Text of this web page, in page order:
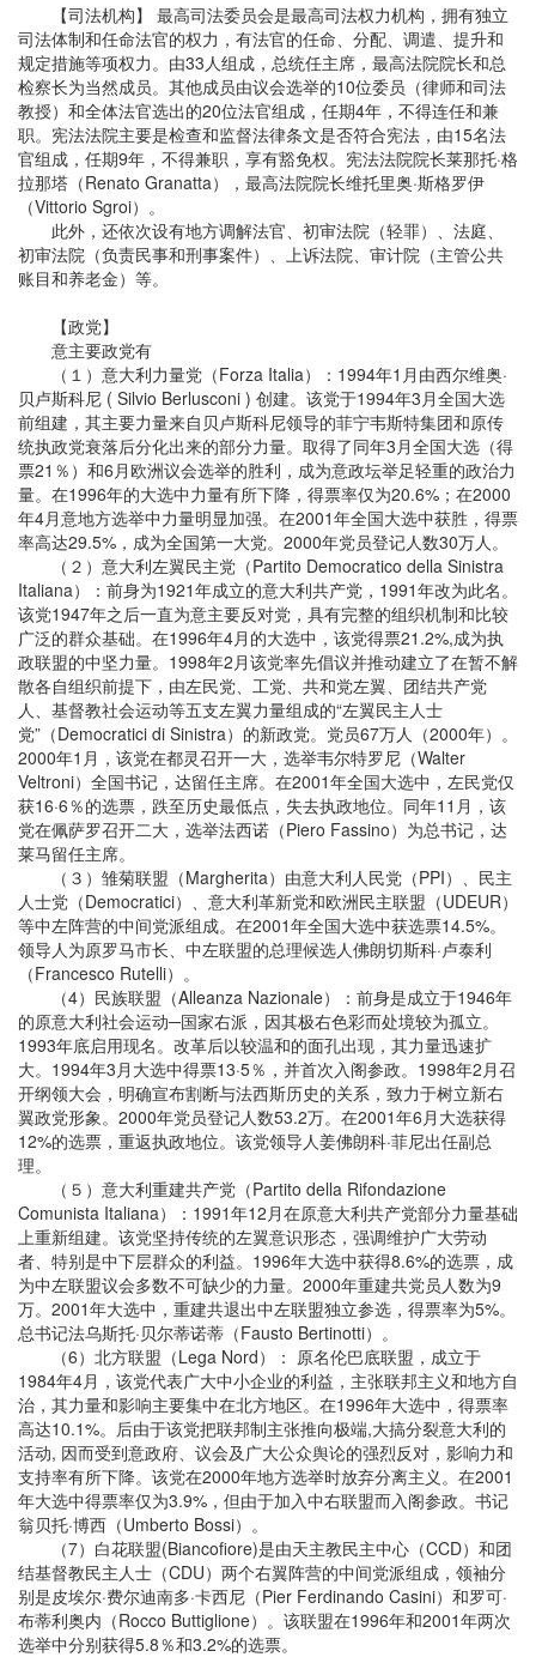
【司法机构】 最高司法委员会是最高司法权力机构，拥有独立
司法体制和任命法官的权力，有法官的任命、分配、调遣、提升和
规定措施等项权力。由33人组成，总统任主席，最高法院院长和总
检察长为当然成员。其他成员由议会选举的10位委员（律师和司法
教授）和全体法官选出的20位法官组成，任期4年，不得连任和兼
职。宪法法院主要是检查和监督法律条文是否符合宪法，由15名法
官组成，任期9年，不得兼职，享有豁免权。宪法法院院长莱那托·格
拉那塔（Renato Granatta），最高法院院长维托里奥·斯格罗伊
（Vittorio Sgroi）。
此外，还依次设有地方调解法官、初审法院（轻罪）、法庭、
初审法院（负责民事和刑事案件）、上诉法院、审计院（主管公共
账目和养老金）等。
【政党】
意主要政党有
（１）意大利力量党（Forza Italia）：1994年1月由西尔维奥·
贝卢斯科尼 ( Silvio Berlusconi ) 创建。该党于1994年3月全国大选
前组建，其主要力量来自贝卢斯科尼领导的菲宁韦斯特集团和原传
统执政党衰落后分化出来的部分力量。取得了同年3月全国大选（得
票21％）和6月欧洲议会选举的胜利，成为意政坛举足轻重的政治力
量。在1996年的大选中力量有所下降，得票率仅为20.6%；在2000
年4月意地方选举中力量明显加强。在2001年全国大选中获胜，得票
率高达29.5%，成为全国第一大党。2000年党员登记人数30万人。
（２）意大利左翼民主党（Partito Democratico della Sinistra
Italiana）：前身为1921年成立的意大利共产党，1991年改为此名。
该党1947年之后一直为意主要反对党，具有完整的组织机制和比较
广泛的群众基础。在1996年4月的大选中，该党得票21.2%,成为执
政联盟的中坚力量。1998年2月该党率先倡议并推动建立了在暂不解
散各自组织前提下，由左民党、工党、共和党左翼、团结共产党
人、基督教社会运动等五支左翼力量组成的“左翼民主人士
党”（Democratici di Sinistra）的新政党。党员67万人（2000年）。
2000年1月，该党在都灵召开一大，选举韦尔特罗尼（Walter
Veltroni）全国书记，达留任主席。在2001年全国大选中，左民党仅
获16·6％的选票，跌至历史最低点，失去执政地位。同年11月，该
党在佩萨罗召开二大，选举法西诺（Piero Fassino）为总书记，达
莱马留任主席。
（３）雏菊联盟（Margherita）由意大利人民党（PPI）、民主
人士党（Democratici）、意大利革新党和欧洲民主联盟（UDEUR）
等中左阵营的中间党派组成。在2001年全国大选中获选票14.5%。
领导人为原罗马市长、中左联盟的总理候选人佛朗切斯科·卢泰利
（Francesco Rutelli）。
（4）民族联盟（Alleanza Nazionale）：前身是成立于1946年
的原意大利社会运动─国家右派，因其极右色彩而处境较为孤立。
1993年底启用现名。改革后以较温和的面孔出现，其力量迅速扩
大。1994年3月大选中得票13·5％，并首次入阁参政。1998年2月召
开纲领大会，明确宣布割断与法西斯历史的关系，致力于树立新右
翼政党形象。2000年党员登记人数53.2万。在2001年6月大选获得
12%的选票，重返执政地位。该党领导人姜佛朗科·菲尼出任副总
理。
（５）意大利重建共产党（Partito della Rifondazione
Comunista Italiana）：1991年12月在原意大利共产党部分力量基础
上重新组建。该党坚持传统的左翼意识形态，强调维护广大劳动
者、特别是中下层群众的利益。1996年大选中获得8.6%的选票，成
为中左联盟议会多数不可缺少的力量。2000年重建共党员人数为9
万。2001年大选中，重建共退出中左联盟独立参选，得票率为5%。
总书记法乌斯托·贝尔蒂诺蒂（Fausto Bertinotti）。
（6）北方联盟（Lega Nord）： 原名伦巴底联盟，成立于
1984年4月，该党代表广大中小企业的利益，主张联邦主义和地方自
治，其力量和影响主要集中在北方地区。在1996年大选中，得票率
高达10.1%。后由于该党把联邦制主张推向极端,大搞分裂意大利的
活动, 因而受到意政府、议会及广大公众舆论的强烈反对，影响力和
支持率有所下降。该党在2000年地方选举时放弃分离主义。在2001
年大选中得票率仅为3.9%，但由于加入中右联盟而入阁参政。书记
翁贝托·博西（Umberto Bossi）。
（7）白花联盟(Biancofiore)是由天主教民主中心（CCD）和团
结基督教民主人士（CDU）两个右翼阵营的中间党派组成，领袖分
别是皮埃尔·费尔迪南多·卡西尼（Pier Ferdinando Casini）和罗可·
布蒂利奥内（Rocco Buttiglione）。该联盟在1996年和2001年两次
选举中分别获得5.8％和3.2%的选票。